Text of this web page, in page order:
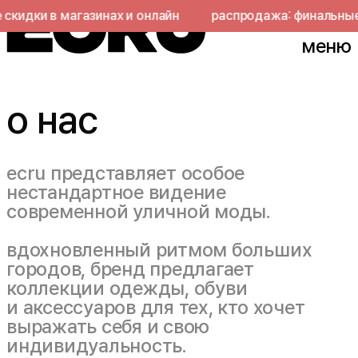
в магазинах и онлайн распродажа:
меню
о нас
ecru представляет особое
нестандартное видение
современной уличной моды.
вдохновленный ритмом больших
городов, бренд предлагает
коллекции одежды, обуви
и аксессуаров для тех, кто хочет
выражать себя и свою
индивидуальность.